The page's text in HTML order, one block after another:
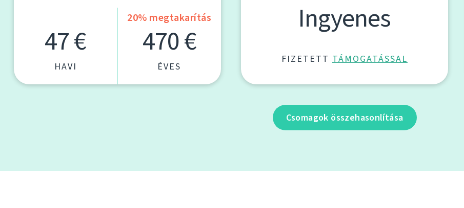
47 €
HAVI
20% megtakarítás
470 €
ÉVES
Ingyenes
FIZETETT TÁMOGATÁSSAL
Csomagok összehasonlítása